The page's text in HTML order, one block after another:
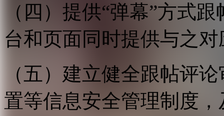
（四）提供“弹幕”方式
台和页面同时提供与之
（五）建立健全跟帖评
置等信息安全管理制度